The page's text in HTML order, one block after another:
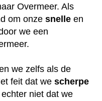
Overmeer. Als
om onze snelle en
we een
we zelfs als de
feit dat we scherpe
niet dat we